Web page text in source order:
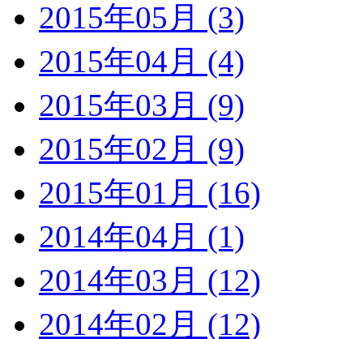
2015年05月 (3)
2015年04月 (4)
2015年03月 (9)
2015年02月 (9)
2015年01月 (16)
2014年04月 (1)
2014年03月 (12)
2014年02月 (12)